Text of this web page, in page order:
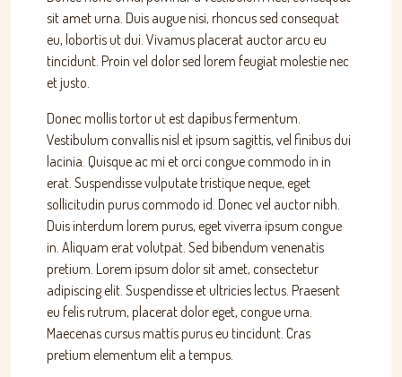
sit amet urna. Duis augue nisi, rhoncus sed consequat
eu, lobortis ut dui. Vivamus placerat auctor arcu eu
tincidunt. Proin vel dolor sed lorem feugiat molestie nec
et justo.
Donec mollis tortor ut est dapibus fermentum.
Vestibulum convallis nisl et ipsum sagittis, vel finibus dui
lacinia. Quisque ac mi et orci congue commodo in in
erat. Suspendisse vulputate tristique neque, eget
sollicitudin purus commodo id. Donec vel auctor nibh.
Duis interdum lorem purus, eget viverra ipsum congue
in. Aliquam erat volutpat. Sed bibendum venenatis
pretium. Lorem ipsum dolor sit amet, consectetur
adipiscing elit. Suspendisse et ultricies lectus. Praesent
eu felis rutrum, placerat dolor eget, congue urna.
Maecenas cursus mattis purus eu tincidunt. Cras
pretium elementum elit a tempus.